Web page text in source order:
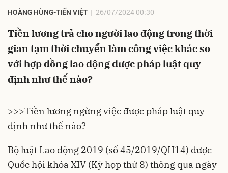
HOÀNG HÙNG-TIẾN VIỆT 26/07/2024 00:30
Tiền lương trả cho người lao động trong thời
gian tạm thời chuyển làm công việc khác so
với hợp đồng lao động được pháp luật quy
định như thế nào?
>>>Tiền lương ngừng việc được pháp luật quy
định như thế nào?
Bộ luật Lao động 2019 (số 45/2019/QH14) được
Quốc hội khóa XIV (Kỳ họp thứ 8) thông qua ngày
Hủy